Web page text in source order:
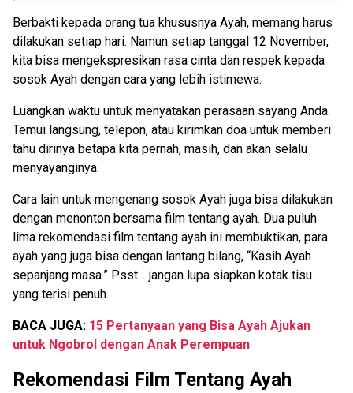
Berbakti kepada orang tua khususnya Ayah, memang harus
dilakukan setiap hari. Namun setiap tanggal 12 November,
kita bisa mengekspresikan rasa cinta dan respek kepada
sosok Ayah dengan cara yang lebih istimewa.
Luangkan waktu untuk menyatakan perasaan sayang Anda.
Temui langsung, telepon, atau kirimkan doa untuk memberi
tahu dirinya betapa kita pernah, masih, dan akan selalu
menyayanginya.
Cara lain untuk mengenang sosok Ayah juga bisa dilakukan
dengan menonton bersama film tentang ayah. Dua puluh
lima rekomendasi film tentang ayah ini membuktikan, para
ayah yang juga bisa dengan lantang bilang, “Kasih Ayah
sepanjang masa.” Psst… jangan lupa siapkan kotak tisu
yang terisi penuh.
BACA JUGA: 15 Pertanyaan yang Bisa Ayah Ajukan
untuk Ngobrol dengan Anak Perempuan
Rekomendasi Film Tentang Ayah